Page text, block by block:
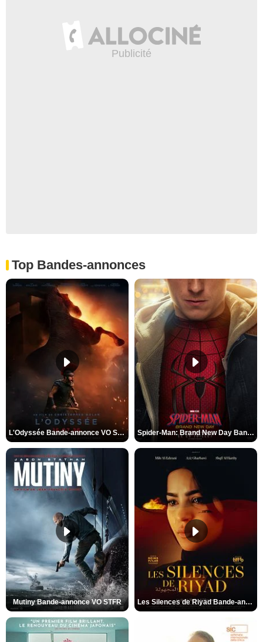
Top Bandes-annonces
L'Odyssée Bande-annonce VO STFR Spider-Man: Brand New Day Bande-annonce VO STFR
Mutiny Bande-annonce VO STFR Les Silences de Riyad Bande-annonce VO STFR